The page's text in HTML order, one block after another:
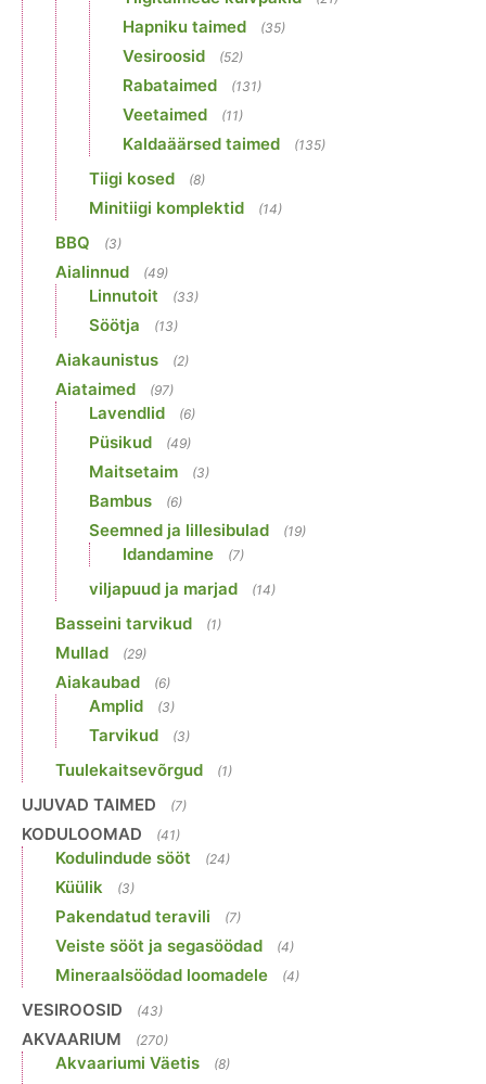
Hapniku taimed (35)
Vesiroosid (52)
Rabataimed (131)
Veetaimed (11)
Kaldaäärsed taimed (135)
Tiigi kosed (8)
Minitiigi komplektid (14)
BBQ (3)
Aialinnud (49)
Linnutoit (33)
Söötja (13)
Aiakaunistus (2)
Aiataimed (97)
Lavendlid (6)
Püsikud (49)
Maitsetaim (3)
Bambus (6)
Seemned ja lillesibulad (19)
Idandamine (7)
viljapuud ja marjad (14)
Basseini tarvikud (1)
Mullad (29)
Aiakaubad (6)
Amplid (3)
Tarvikud (3)
Tuulekaitsevõrgud (1)
UJUVAD TAIMED (7)
KODULOOMAD (41)
Kodulindude sööt (24)
Küülik (3)
Pakendatud teravili (7)
Veiste sööt ja segasöödad (4)
Mineraalsöödad loomadele (4)
VESIROOSID (43)
AKVAARIUM (270)
Akvaariumi Väetis (8)